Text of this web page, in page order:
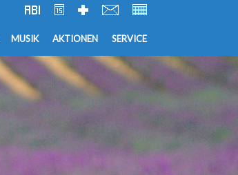
MUSIK AKTIONEN SERVICE